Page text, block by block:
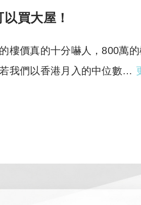
以買大屋！
樓價真的十分嚇人，800萬
我們以香港月入的中位數…